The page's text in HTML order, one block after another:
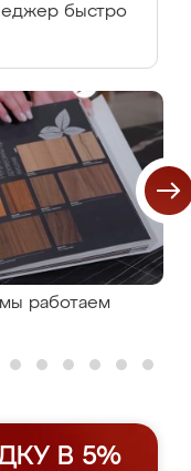
быстро
работаем
В 5%